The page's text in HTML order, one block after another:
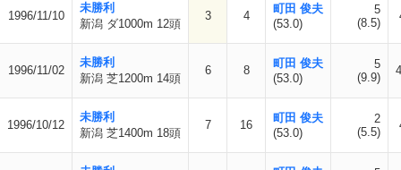
1996/11/10
未勝利
新潟 ダ1000m 12頭
3 4
町田 俊夫
(53.0)
5
(8.5)
1996/11/02
未勝利
新潟 芝1200m 14頭
6 8
町田 俊夫
(53.0)
5
(9.9)
1996/10/12
未勝利
新潟 芝1400m 18頭
7 16
町田 俊夫
(53.0)
2
(5.5)